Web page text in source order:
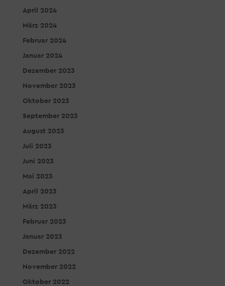
April 2024
März 2024
Februar 2024
Januar 2024
Dezember 2023
November 2023
Oktober 2023
September 2023
August 2023
Juli 2023
Juni 2023
Mai 2023
April 2023
März 2023
Februar 2023
Januar 2023
Dezember 2022
November 2022
Oktober 2022